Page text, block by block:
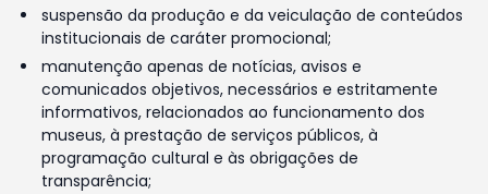
suspensão da produção e da veiculação de conteúdos
institucionais de caráter promocional;
manutenção apenas de notícias, avisos e
comunicados objetivos, necessários e estritamente
informativos, relacionados ao funcionamento dos
museus, à prestação de serviços públicos, à
programação cultural e às obrigações de
transparência;